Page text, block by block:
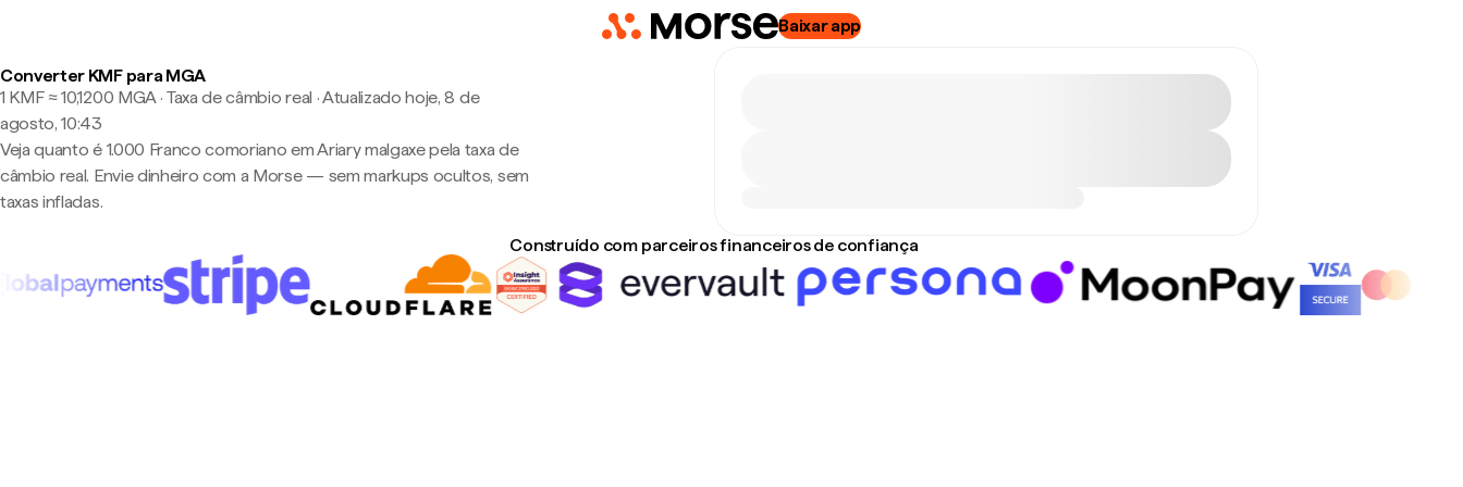
Baixar app
Converter KMF para MGA
1 KMF ≈ 10,1200 MGA · Taxa de câmbio real ·Atualizado hoje, 8 de
agosto, 10:43
Veja quanto é 1.000 Franco comoriano em Ariary malgaxe pela taxa de
câmbio real. Envie dinheiro com a Morse — sem markups ocultos, sem
taxas infladas.
Construído com parceiros financeiros de confiança